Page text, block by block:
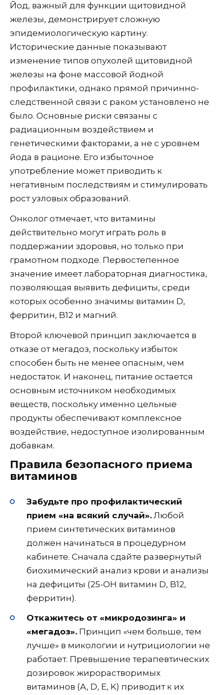
Йод, важный для функции щитовидной
железы, демонстрирует сложную
эпидемиологическую картину.
Исторические данные показывают
изменение типов опухолей щитовидной
железы на фоне массовой йодной
профилактики, однако прямой причинно-
следственной связи с раком установлено не
было. Основные риски связаны с
радиационным воздействием и
генетическими факторами, а не с уровнем
йода в рационе. Его избыточное
употребление может приводить к
негативным последствиям и стимулировать
рост узловых образований.
Онколог отмечает, что витамины
действительно могут играть роль в
поддержании здоровья, но только при
грамотном подходе. Первостепенное
значение имеет лабораторная диагностика,
позволяющая выявить дефициты, среди
которых особенно значимы витамин D,
ферритин, B12 и магний.
Второй ключевой принцип заключается в
отказе от мегадоз, поскольку избыток
способен быть не менее опасным, чем
недостаток. И наконец, питание остается
основным источником необходимых
веществ, поскольку именно цельные
продукты обеспечивают комплексное
воздействие, недоступное изолированным
добавкам.
Правила безопасного приема
витаминов
Забудьте про профилактический
прием «на всякий случай».Любой
прием синтетических витаминов
должен начинаться в процедурном
кабинете. Сначала сдайте развернутый
биохимический анализ крови и анализы
на дефициты (25-OH витамин D, B12,
ферритин).
Откажитесь от «микродозинга» и
«мегадоз». Принцип «чем больше, тем
лучше» в микологии и нутрициологии не
работает. Превышение терапевтических
дозировок жирорастворимых
витаминов (A, D, E, K) приводит к их